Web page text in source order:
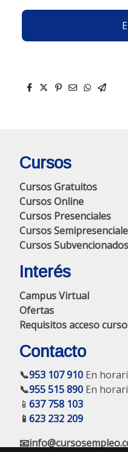
Cursos
Cursos Gratuitos
Cursos Online
Cursos Presenciales
Cursos
Cursos Subvencionados
Interés
Campus Virtual
Ofertas
Requisitos acceso
Contacto
📞953 107 910 En
📞955 515 890 En
📱 637 758 103
📱 623 232 209